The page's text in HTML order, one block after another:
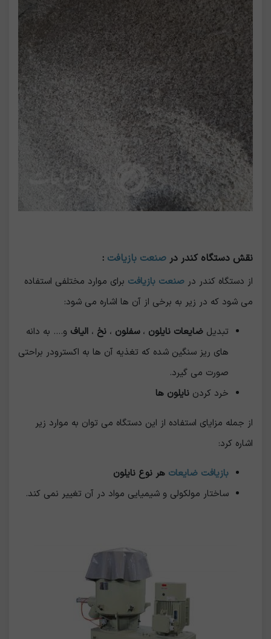
نقش دستگاه کندر در صنعت بازیافت :
از دستگاه کندر در صنعت بازیافت برای موارد مختلفی استفاده
می شود که در زیر به برخی از آن ها اشاره می شود:
تبدیل ضایعات نایلون ،سفلون ، نخ ، الیاف و.... به دانه
های ریز سنگین شده که تغذیه آن ها به اکسترودر براحتی
صورت می گیرد.
خرد کردن نایلون ها
از جمله مزایای استفاده از این دستگاه می توان به موارد زیر
اشاره کرد:
بازیافت ضایعات هر نوع نایلون
ساختار مولکولی و شیمیایی مواد در آن تغییر نمی کند.